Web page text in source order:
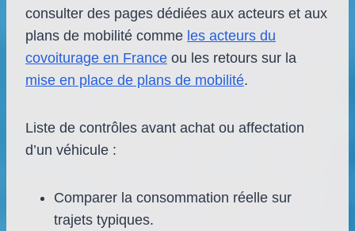
consulter des pages dédiées aux acteurs et aux
plans de mobilité comme les acteurs du
covoiturage en France ou les retours sur la
mise en place de plans de mobilité.
Liste de contrôles avant achat ou affectation
d’un véhicule :
Comparer la consommation réelle sur
trajets typiques.